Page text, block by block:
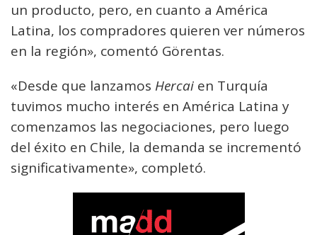
un producto, pero, en cuanto a América
Latina, los compradores quieren ver números
en la región», comentó Görentas.
«Desde que lanzamos Hercai en Turquía
tuvimos mucho interés en América Latina y
comenzamos las negociaciones, pero luego
del éxito en Chile, la demanda se incrementó
significativamente», completó.